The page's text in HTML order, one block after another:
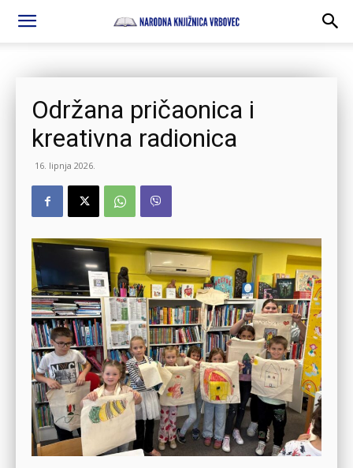
Održana pričaonica i
kreativna radionica
16. lipnja 2026.